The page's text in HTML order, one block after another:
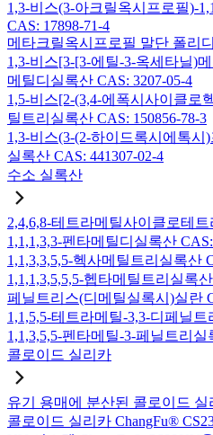
1,3-비스(3-아크릴옥시프로필)-
CAS: 17898-71-4
메타크릴옥시프로필 말단 폴리
1,3-비스[3-[3-에틸-3-옥세타닐)
메틸디실록산 CAS: 3207-05-4
1,5-비스[2-(3,4-에폭시사이클로
틸트리실록산 CAS: 150856-78-3
1,3-비스(3-(2-하이드록시에톡시
실록산 CAS: 441307-02-4
수소 실록산
2,4,6,8-테트라메틸사이클로테
1,1,1,3,3-펜타메틸디실록산
1,1,3,3,5,5-헥사메틸트리실록산
1,1,1,3,5,5,5-헵타메틸트리실록
페닐트리스(디메틸실록시)실란
1,1,5,5-테트라메틸-3,3-디페닐트
1,1,3,5,5-펜타메틸-3-페닐트리실
콜로이드 실리카
유기 용매에 분산된 콜로이드 실
콜로이드 실리카 ChangFu®